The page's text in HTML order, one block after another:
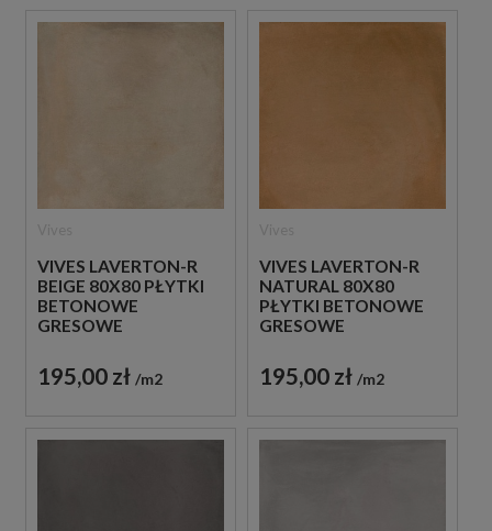
VIVES LAVERTON-R
BEIGE 80X80 PŁYTKI
BETONOWE
GRESOWE
195,00 zł m2
VIVES LAVERTON-R
NATURAL 80X80
PŁYTKI BETONOWE
GRESOWE
195,00 zł m2